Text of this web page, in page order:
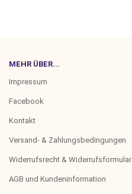
MEHR ÜBER...
Impressum
Facebook
Kontakt
Versand- & Zahlungsbedingungen
Widerrufsrecht & Widerrufsformular
AGB und Kundeninformation